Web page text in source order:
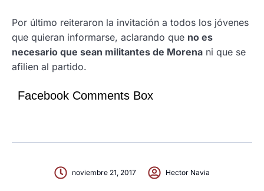
Por último reiteraron la invitación a todos los jóvenes
que quieran informarse, aclarando que no es
necesario que sean militantes de Morena ni que se
afilien al partido.
Facebook Comments Box
noviembre 21, 2017 Hector Navia